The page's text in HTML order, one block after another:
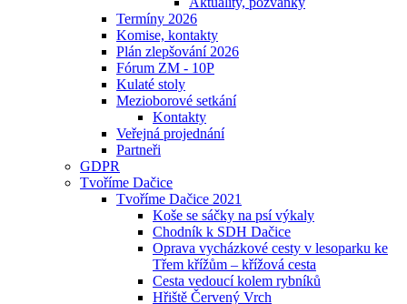
Termíny 2026
Komise, kontakty
Plán zlepšování 2026
Fórum ZM - 10P
Kulaté stoly
Mezioborové setkání
Kontakty
Veřejná projednání
Partneři
GDPR
Tvoříme Dačice
Tvoříme Dačice 2021
Koše se sáčky na psí výkaly
Chodník k SDH Dačice
Oprava vycházkové cesty v lesoparku ke
Třem křížům – křížová cesta
Cesta vedoucí kolem rybníků
Hřiště Červený Vrch